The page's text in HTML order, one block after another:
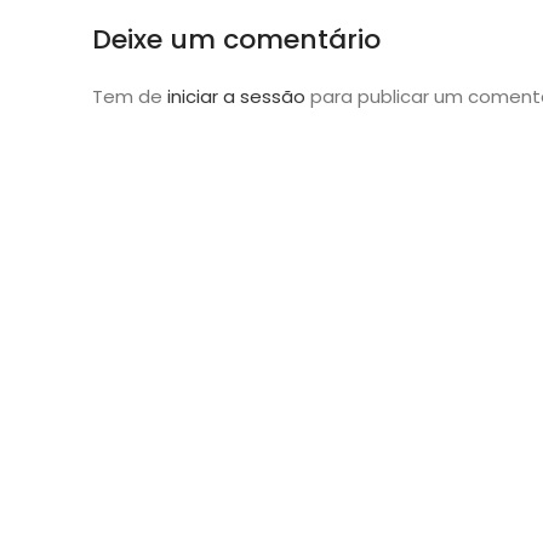
Deixe um comentário
Tem de iniciar a sessão para publicar um